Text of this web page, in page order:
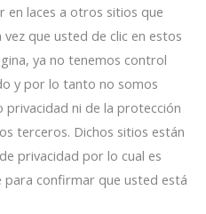
en laces a otros sitios que
que usted de clic en estos
ya no tenemos control
y por lo tanto no somos
ni de la protección
terceros. Dichos sitios están
privacidad por lo cual es
para confirmar que usted está